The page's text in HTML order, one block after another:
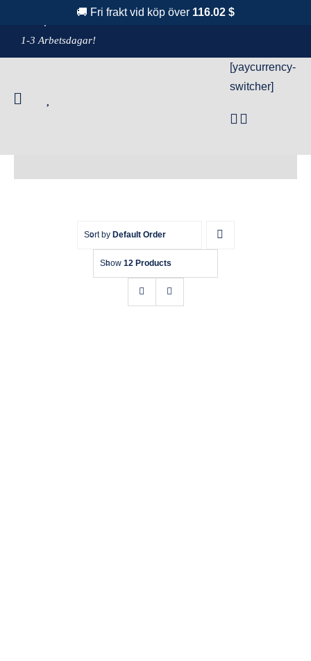
innehållet
& Leverans
1-3 Arbetsdagar!
[yaycurrency-
switcher]
Sort by Default Order
Show 12 Products
🚚 Fri frakt vid köp över 116.02 $